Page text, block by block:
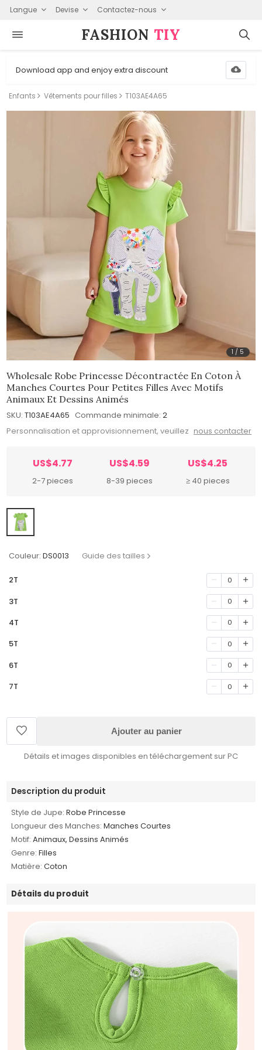
Langue Devise Contactez-nous
FASHION⁠ TIY
Download app and enjoy extra discount
Enfants Vêtements pour filles T103AE4A65
1 / 5
Wholesale Robe Princesse Décontractée En Coton À
Manches Courtes Pour Petites Filles Avec Motifs
Animaux Et Dessins Animés
SKU: T103AE4A65 Commande minimale: 2
Personnalisation et approvisionnement, veuillez nous contacter
US$4.77
2-7 pieces
US$4.59
8-39 pieces
US$4.25
≥ 40 pieces
Couleur: DS0013 Guide des tailles
2T 0
3T 0
4T 0
5T 0
6T 0
7T 0
Ajouter au panier
Détails et images disponibles en téléchargement sur PC
Description du produit
Style de Jupe: Robe Princesse
Longueur des Manches: Manches Courtes
Motif: Animaux, Dessins Animés
Genre: Filles
Matière: Coton
Détails du produit